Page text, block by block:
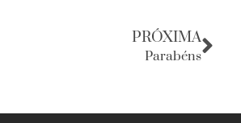
PRÓXIMA
Parabéns